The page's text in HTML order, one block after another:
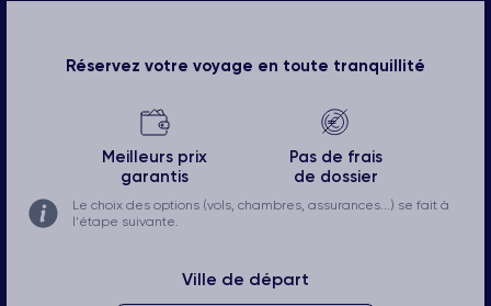
Réservez votre voyage en toute tranquillité
Meilleurs prix
garantis
Pas de frais
de dossier
Le choix des options (vols, chambres, assurances...) se fait à
l'étape suivante.
Ville de départ